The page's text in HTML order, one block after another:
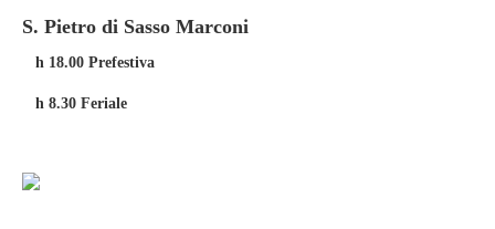
S. Pietro di Sasso Marconi
h 18.00 Prefestiva
h 8.30 Feriale